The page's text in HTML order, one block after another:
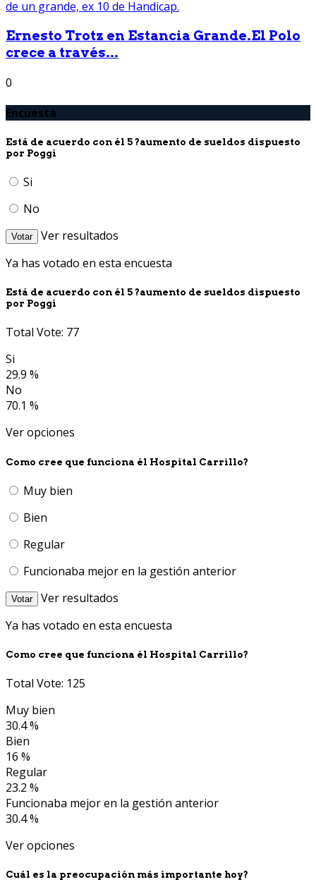
Ernesto Trotz en Estancia Grande.El Polo
crece a través...
0
Encuesta
Está de acuerdo con él 5 ?aumento de sueldos dispuesto
por Poggi
Si
No
Votar
Ver resultados
Ya has votado en esta encuesta
Está de acuerdo con él 5 ?aumento de sueldos dispuesto
por Poggi
Total Vote: 77
Si
29.9 %
No
70.1 %
Ver opciones
Como cree que funciona él Hospital Carrillo?
Muy bien
Bien
Regular
Funcionaba mejor en la gestión anterior
Votar
Ver resultados
Ya has votado en esta encuesta
Como cree que funciona él Hospital Carrillo?
Total Vote: 125
Muy bien
30.4 %
Bien
16 %
Regular
23.2 %
Funcionaba mejor en la gestión anterior
30.4 %
Ver opciones
Cuál es la preocupación más importante hoy?